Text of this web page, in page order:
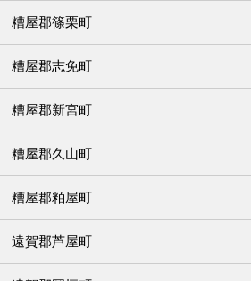
糟屋郡篠栗町
糟屋郡志免町
糟屋郡新宮町
糟屋郡久山町
糟屋郡粕屋町
遠賀郡芦屋町